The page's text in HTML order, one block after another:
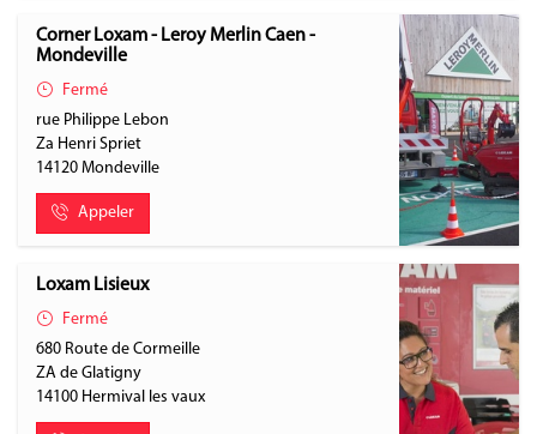
Corner Loxam - Leroy Merlin Caen -
Mondeville
Fermé
rue Philippe Lebon
Za Henri Spriet
14120 Mondeville
Appeler
Loxam Lisieux
Fermé
680 Route de Cormeille
ZA de Glatigny
14100 Hermival les vaux